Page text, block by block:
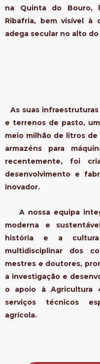
na Quinta do Bouro,
Ribafria, bem visível à
adega secular no alto
As suas
e terrenos de pasto,
meio milhão de litros
armazéns para
recentemente, foi
desenvolvimento e
inovador.
A nossa equipa
moderna e
história e a
multidisciplinar dos
mestres e doutores,
a investigação e
o apoio à Agricultura
serviços técnicos
agrícola.